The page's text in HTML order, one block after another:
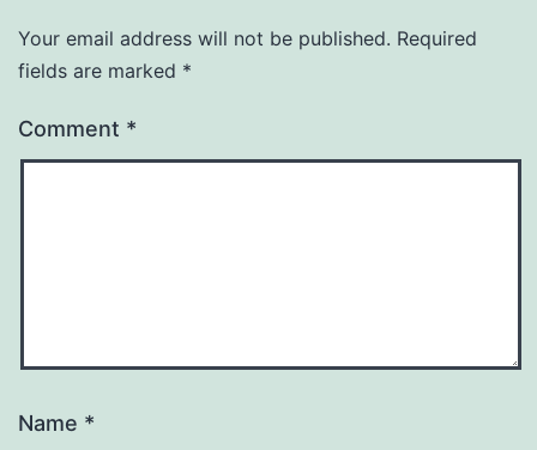
Your email address will not be published. Required
fields are marked *
Comment *
Name *